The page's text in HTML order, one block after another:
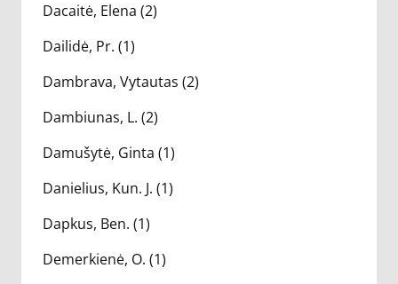
Dacaitė, Elena (2)
Dailidė, Pr. (1)
Dambrava, Vytautas (2)
Dambiunas, L. (2)
Damušytė, Ginta (1)
Danielius, Kun. J. (1)
Dapkus, Ben. (1)
Demerkienė, O. (1)